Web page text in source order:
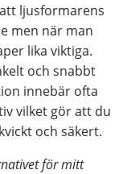
ljusformarens
men när man
lika viktiga.
och snabbt
innebär ofta
vilket gör att du
och säkert.
för mitt